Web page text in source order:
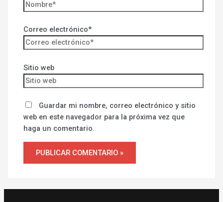
Correo electrónico*
Sitio web
Guardar mi nombre, correo electrónico y sitio
web en este navegador para la próxima vez que
haga un comentario.